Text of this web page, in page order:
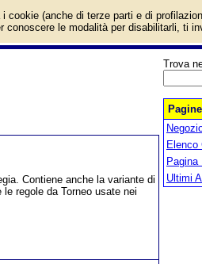
con informazioni e prezzi. Giochi da
Contiene anche la variante di
regole da Torneo usate nei
Trova
Elenco
Pagina
Ultimi
cookie (anche di terze parti e di
conoscere le modalità per disabilitarli, ti